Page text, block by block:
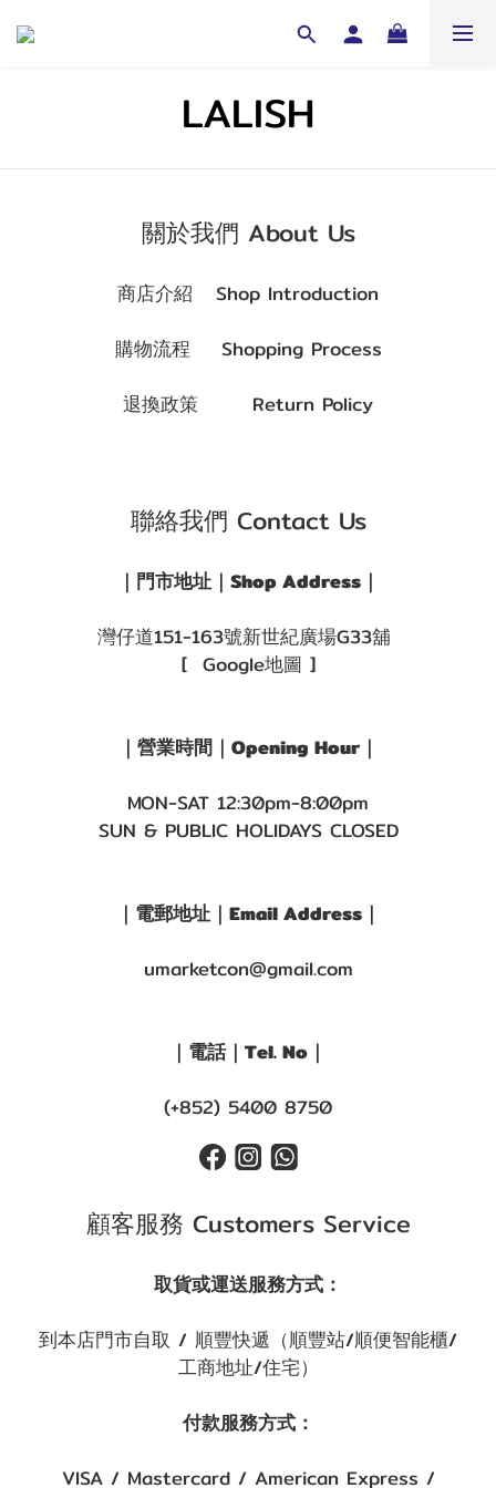
LALISH
關於我們 About Us
商店介紹 Shop Introduction
購物流程 Shopping Process
退換政策 Return Policy
聯絡我們 Contact Us
｜門市地址｜Shop Address｜
灣仔道151-163號新世紀廣場G33舖
[ Google地圖 ]
｜營業時間｜Opening Hour｜
MON-SAT 12:30pm-8:00pm
SUN & PUBLIC HOLIDAYS CLOSED
｜電郵地址｜Email Address｜
umarketcon@gmail.com
｜電話｜Tel. No｜
(+852) 5400 8750
顧客服務 Customers Service
取貨或運送服務方式：
到本店門市自取 / 順豐快遞（順豐站/順便智能櫃/
工商地址/住宅）
付款服務方式：
VISA / Mastercard / American Express /